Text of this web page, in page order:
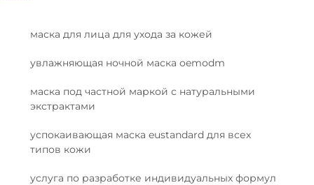
маска для лица для ухода за кожей
увлажняющая ночной маска oemodm
маска под частной маркой с натуральными
экстрактами
успокаивающая маска eustandard для всех
типов кожи
услуга по разработке индивидуальных формул